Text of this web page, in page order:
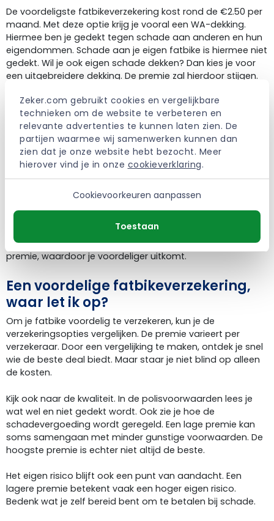
Zeker.com gebruikt cookies en vergelijkbare
technieken om de website te verbeteren en
relevante advertenties te kunnen laten zien. De
partijen waarmee wij samenwerken kunnen dan
zien dat je onze website hebt bezocht. Meer
hierover vind je in onze cookieverklaring.
Cookievoorkeuren aanpassen
Toestaan
De voordeligste fatbikeverzekering kost rond de €2.50 per
maand. Met deze optie krijg je vooral een WA-dekking.
Hiermee ben je gedekt tegen schade aan anderen en hun
eigendommen. Schade aan je eigen fatbike is hiermee niet
gedekt. Wil je ook eigen schade dekken? Dan kies je voor
een uitgebreidere dekking. De premie zal hierdoor stijgen.
maar is ook de prijzigste keuze.
Het eigen risico is wat je zelf bijdraagt bij schade. Per
verzekeraar kan dit bedrag verschillen. Soms kun je dit
bedrag zelf instellen. Als je je fatbike voordelig wilt
verzekeren, kun je kiezen voor een hoger eigen risico,
waardoor de maandelijkse premie lager wordt. Realiseer je
wel dat je bij schade eerst een hoger bedrag zelf moet
Je opgebouwde schadevrije jaren kunnen ook voordelig
zijn. Veel schadevrije jaren kunnen leiden tot korting op je
premie, waardoor je voordeliger uitkomt.
Een voordelige fatbikeverzekering,
waar let ik op?
Om je fatbike voordelig te verzekeren, kun je de
verzekeringsopties vergelijken. De premie varieert per
verzekeraar. Door een vergelijking te maken, ontdek je snel
wie de beste deal biedt. Maar staar je niet blind op alleen
de kosten.
Kijk ook naar de kwaliteit. In de polisvoorwaarden lees je
wat wel en niet gedekt wordt. Ook zie je hoe de
schadevergoeding wordt geregeld. Een lage premie kan
soms samengaan met minder gunstige voorwaarden. De
hoogste premie is echter niet altijd de beste.
Het eigen risico blijft ook een punt van aandacht. Een
lagere premie betekent vaak een hoger eigen risico.
Bedenk wat je zelf bereid bent om te betalen bij schade.